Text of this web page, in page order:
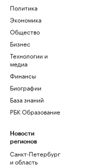
Политика
Экономика
Общество
Бизнес
Технологии и
медиа
Финансы
Биографии
База знаний
РБК Образование
Новости
регионов
Санкт-Петербург
и область